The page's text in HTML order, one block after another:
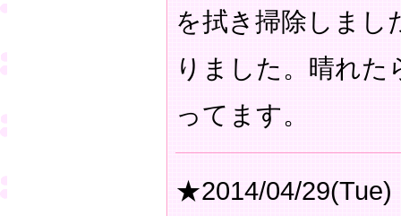
を拭き掃除しまし
りました。晴れ
ってます。
★2014/04/29(Tue)